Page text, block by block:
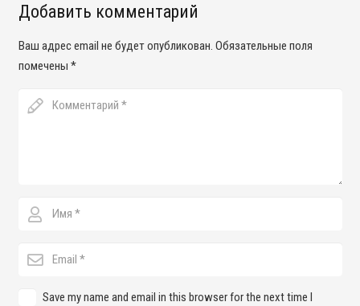
Добавить комментарий
Ваш адрес email не будет опубликован. Обязательные поля
помечены *
Save my name and email in this browser for the next time I